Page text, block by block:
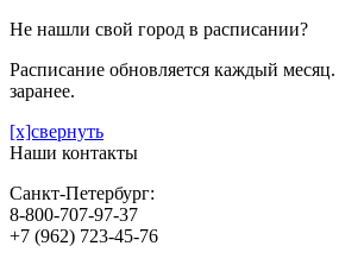
Не нашли свой город в расписании?
Расписание обновляется каждый месяц.
заранее.
[x]свернуть
Наши контакты
Санкт-Петербург:
8-800-707-97-37
+7 (962) 723-45-76